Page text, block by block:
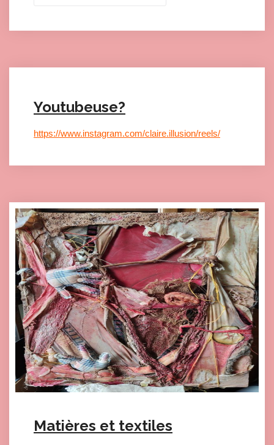
Youtubeuse?
https://www.instagram.com/claire.illusion/reels/
Matières et textiles